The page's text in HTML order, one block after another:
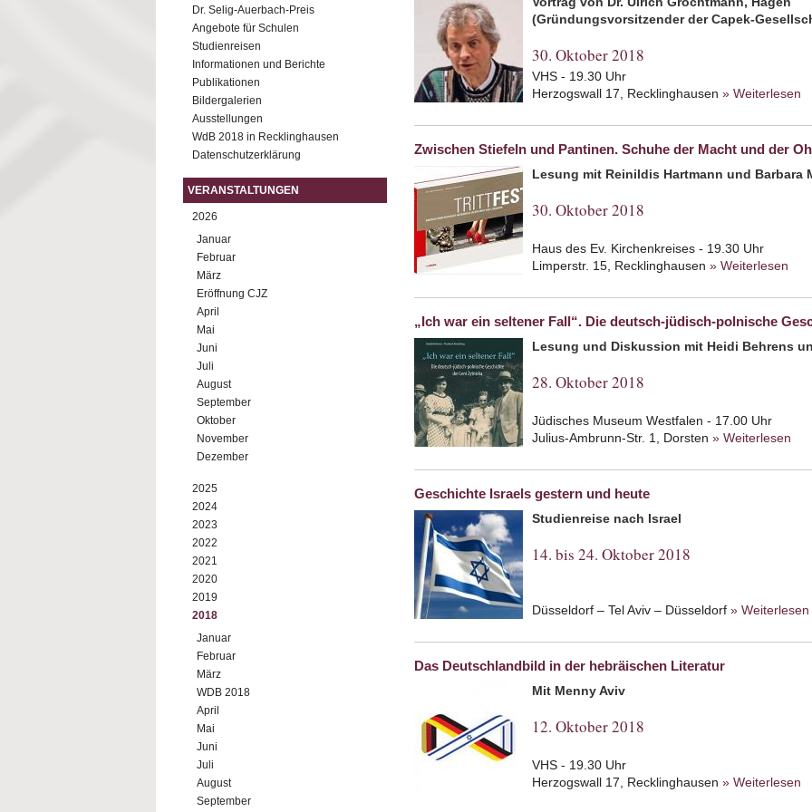
Dr. Selig-Auerbach-Preis
Angebote für Schulen
Studienreisen
Informationen und Berichte
Publikationen
Bildergalerien
Ausstellungen
WdB 2018 in Recklinghausen
Datenschutzerklärung
VERANSTALTUNGEN
2026
Januar
Februar
März
Eröffnung CJZ
April
Mai
Juni
Juli
August
September
Oktober
November
Dezember
2025
2024
2023
2022
2021
2020
2019
2018
Januar
Februar
März
WDB 2018
April
Mai
Juni
Juli
August
September
(Gründungsvorsitzender der Capek-
30. Oktober 2018
VHS - 19.30 Uhr
Herzogswall 17, Recklinghausen » Weiterlesen
Zwischen Stiefeln und Pantinen. Schuhe der Macht und der
Lesung mit Reinildis Hartmann und Barbara
30. Oktober 2018
Haus des Ev. Kirchenkreises - 19.30 Uhr
Limperstr. 15, Recklinghausen » Weiterlesen
„Ich war ein seltener Fall“. Die deutsch-jüdisch-polnische
Lesung und Diskussion mit Heidi Behrens
28. Oktober 2018
Jüdisches Museum Westfalen - 17.00 Uhr
Julius-Ambrunn-Str. 1, Dorsten » Weiterlesen
Geschichte Israels gestern und heute
Studienreise nach Israel
14. bis 24. Oktober 2018
Düsseldorf – Tel Aviv – Düsseldorf » Weiterlesen
Das Deutschlandbild in der hebräischen Literatur
Mit Menny Aviv
12. Oktober 2018
VHS - 19.30 Uhr
Herzogswall 17, Recklinghausen » Weiterlesen